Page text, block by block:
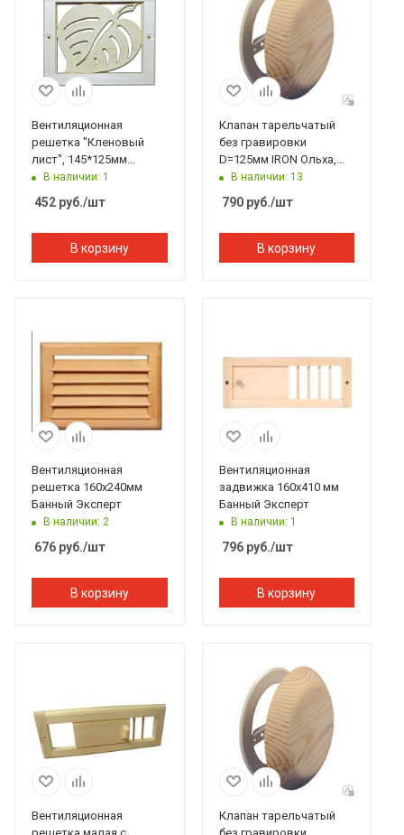
Вентиляционная
решетка "Кленовый
лист", 145*125мм
Банный Эксперт
В наличии: 1
452 руб./шт
В корзину
Клапан тарельчатый
без гравировки
D=125мм IRON Ольха,
212F, Банный Эксперт
В наличии: 13
790руб./шт
В корзину
Вентиляционная
решетка 160х240мм
Банный Эксперт
В наличии: 2
676 руб./шт
В корзину
Вентиляционная
задвижка 160x410 мм
Банный Эксперт
В наличии: 1
796руб./шт
В корзину
Вентиляционная
решетка малая с
Клапан тарельчатый
без гравировки